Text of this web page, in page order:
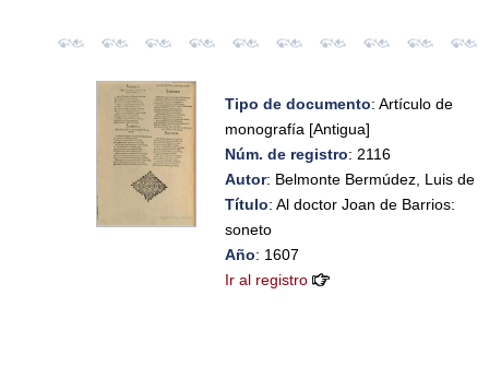
Tipo de documento: Artículo de
monografía [Antigua]
Núm. de registro: 2116
Autor: Belmonte Bermúdez, Luis de
Título: Al doctor Joan de Barrios:
soneto
Año: 1607
Ir al registro